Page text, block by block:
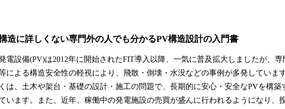
造に詳しくない専門外の人でも分かるPV構造設計の入門書
電設備(PV)は2012年に開始されたFIT導入以降、一気に普及拡大しましたが、専
による構造安全性の軽視により、飛散・倒壊・水没などの事例が多発していま
は、土木や架台・基礎の設計・施工の問題で、長期的に安心・安全なPVを構築
います。また、近年、稼働中の発電施設の売買が盛んに行われるようになり、